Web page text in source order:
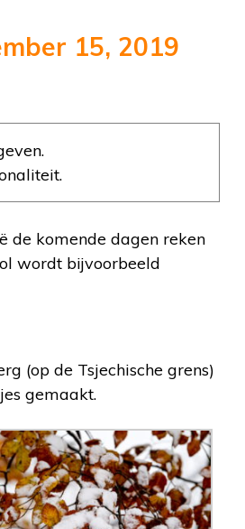
15, 2019
de komende dagen reken
wordt bijvoorbeeld
(op de Tsjechische grens)
gemaakt.